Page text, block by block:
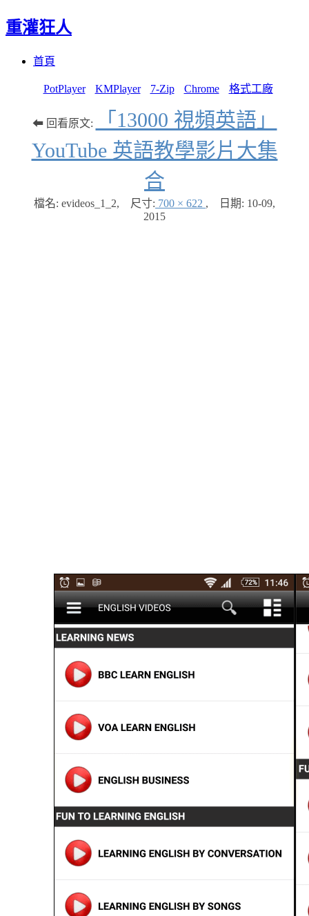
重灌狂人
首頁
PotPlayer KMPlayer 7-Zip Chrome 格式工廠
⬅ 回看原文:
「13000 視頻英語」
YouTube 英語教學影片大集
合
檔名: evideos_1_2, 尺寸: 700 × 622 , 日期: 10-09,
2015